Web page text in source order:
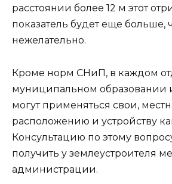
расстоянии более 12 м этот
показатель будет еще больше,
нежелательно.
Кроме норм СНиП, в каждом
муниципальном образовании
могут применяться свои,
расположению и устройству
Консультацию по этому
получить у землеустроителя
администрации.